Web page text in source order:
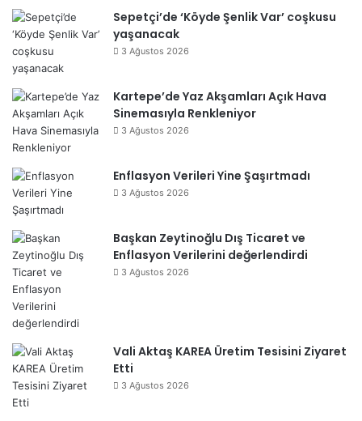
Sepetçi’de ‘Köyde Şenlik Var’ coşkusu
yaşanacak
3 Ağustos 2026
Kartepe’de Yaz Akşamları Açık Hava
Sinemasıyla Renkleniyor
3 Ağustos 2026
Enflasyon Verileri Yine Şaşırtmadı
3 Ağustos 2026
Başkan Zeytinoğlu Dış Ticaret ve
Enflasyon Verilerini değerlendirdi
3 Ağustos 2026
Vali Aktaş KAREA Üretim Tesisini Ziyaret
Etti
3 Ağustos 2026